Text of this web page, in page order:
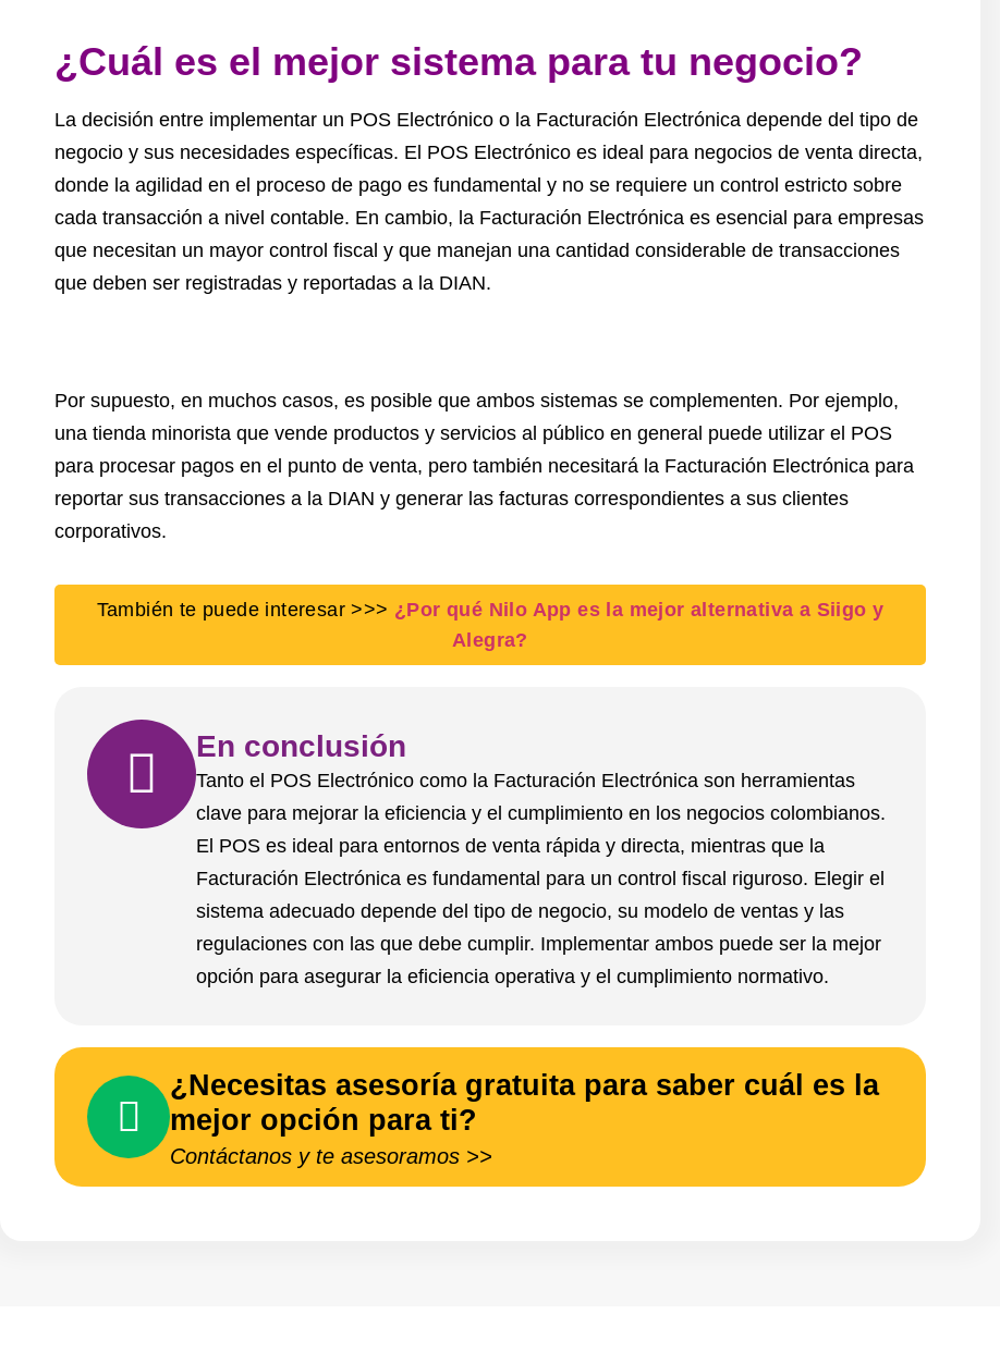
¿Cuál es el mejor sistema para tu negocio?
La decisión entre implementar un POS Electrónico o la Facturación Electrónica depende del tipo de
negocio y sus necesidades específicas. El POS Electrónico es ideal para negocios de venta directa,
donde la agilidad en el proceso de pago es fundamental y no se requiere un control estricto sobre
cada transacción a nivel contable. En cambio, la Facturación Electrónica es esencial para empresas
que necesitan un mayor control fiscal y que manejan una cantidad considerable de transacciones
que deben ser registradas y reportadas a la DIAN.
Por supuesto, en muchos casos, es posible que ambos sistemas se complementen. Por ejemplo,
una tienda minorista que vende productos y servicios al público en general puede utilizar el POS
para procesar pagos en el punto de venta, pero también necesitará la Facturación Electrónica para
reportar sus transacciones a la DIAN y generar las facturas correspondientes a sus clientes
corporativos.
También te puede interesar >>> ¿Por qué Nilo App es la mejor alternativa a Siigo y
Alegra?
En conclusión
Tanto el POS Electrónico como la Facturación Electrónica son herramientas
clave para mejorar la eficiencia y el cumplimiento en los negocios colombianos.
El POS es ideal para entornos de venta rápida y directa, mientras que la
Facturación Electrónica es fundamental para un control fiscal riguroso. Elegir el
sistema adecuado depende del tipo de negocio, su modelo de ventas y las
regulaciones con las que debe cumplir. Implementar ambos puede ser la mejor
opción para asegurar la eficiencia operativa y el cumplimiento normativo.
¿Necesitas asesoría gratuita para saber cuál es la
mejor opción para ti?
Contáctanos y te asesoramos >>